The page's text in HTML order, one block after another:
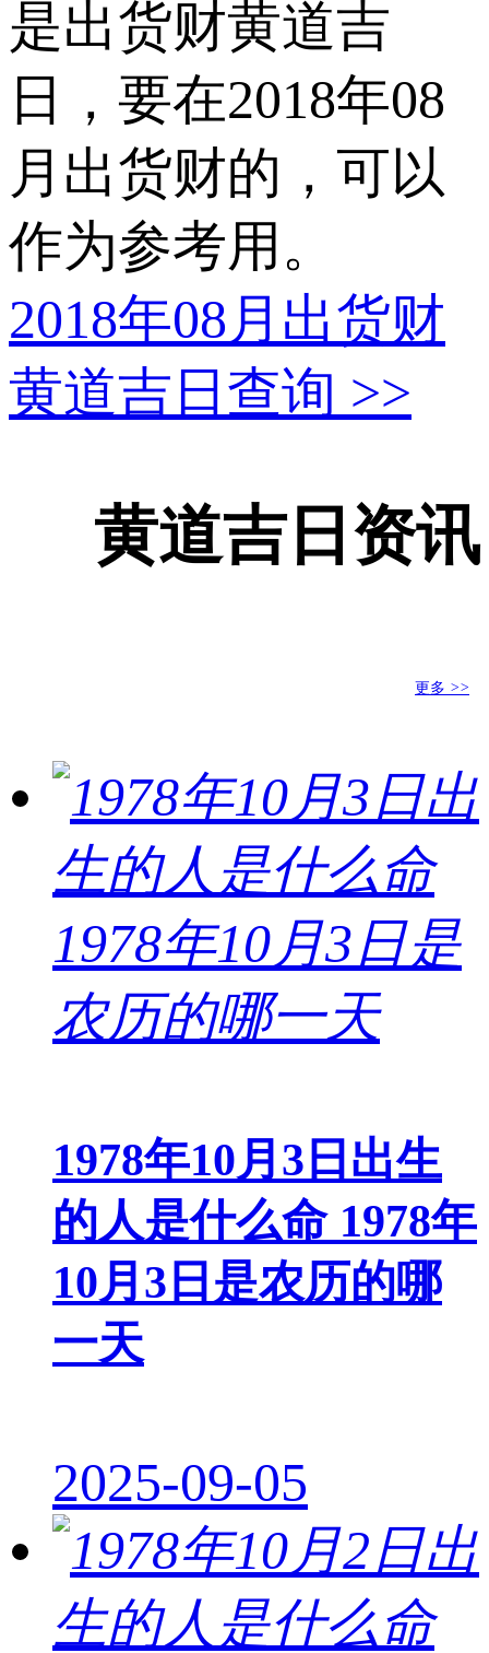
是出货财黄道吉
日，要在2018年08
月出货财的，可以
作为参考用。
2018年08月出货财
黄道吉日查询 >>
黄道吉日资讯
更多 >>
1978年10月3日出生
的人是什么命 1978年
10月3日是农历的哪
一天
2025-09-05